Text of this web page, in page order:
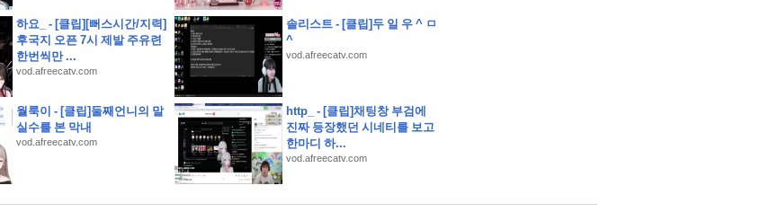
근 성진리치빌 2층 다세대주택 유찰1회 관악구신림동빌라 부동산경매 매매
근 1층 구축 다세대빌라 유찰1회 관악구남현동빌라 법원경매 매매
하요_ - [클립][뻐스시간/지력]
후국지 오픈 7시 제발 주유련
한번씩만 ...
vod.afreecatv.com
솔리스트 - [클립]두 일 우 ^ ㅁ
^
vod.afreecatv.com
월룩이 - [클립]둘째언니의 말
실수를 본 막내
vod.afreecatv.com
http_ - [클립]채팅창 부검에
진짜 등장했던 시네티를 보고
한마디 하...
vod.afreecatv.com